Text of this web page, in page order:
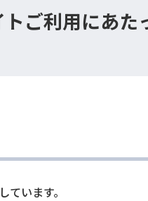
ご利用にあた
います。